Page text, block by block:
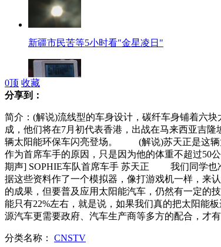
新疆市民苦等5小时看"金星凌日"
高三最后一课 师生动情告别
0顶 收藏
分享到：
简介：(解说)流线型的车身设计，碳纤车身铺着六
成，他们将在7月初代表香港，出战在马来西亚吉
辆太阳能环保车闪亮登场。 (解说)苏天正是这辆
作为首席车手的原因，只是因为他的体重不超过
期声] SOPHIE车队首席车手 苏天正 我们同学也
据这些资料作了一个模拟器，像打游戏机一样，
的成果，但要普及应用太阳能汽车，仍然有一定
能只有22%左右，就是说，如果我们真的把太阳
源汽车更需要政府、汽车生产商等多方的配合，才
分类名称： CNSTV